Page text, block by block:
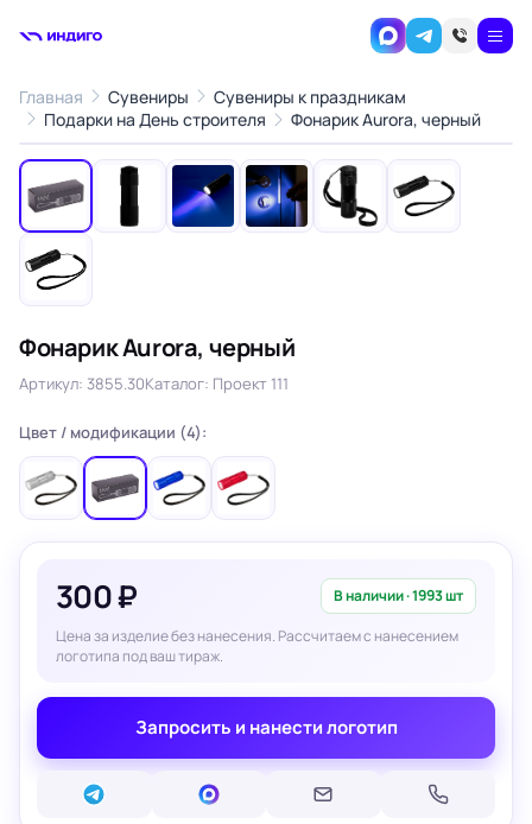
Главная Сувениры
Сувениры к праздникам
Подарки на День строителя
Фонарик Aurora, черный
‹ ›
1/7
Фонарик Aurora, черный
Артикул: 3855.30Каталог: Проект 111
Цвет / модификации (4):
300 ₽ В наличии · 1993 шт
Цена за изделие без нанесения. Рассчитаем с нанесением
логотипа под ваш тираж.
Запросить и нанести логотип